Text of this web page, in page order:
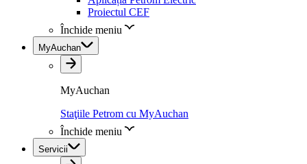
Proiectul CEF
Închide meniu
MyAuchan
MyAuchan
Staţiile Petrom cu MyAuchan
Închide meniu
Servicii